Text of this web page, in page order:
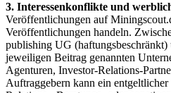
3. Interessenkonflikte und
Veröffentlichungen auf
Veröffentlichungen handeln.
publishing UG (haftungsbeschränkt)
jeweiligen Beitrag genannten
Agenturen, Investor-Relations-
Auftraggebern kann ein